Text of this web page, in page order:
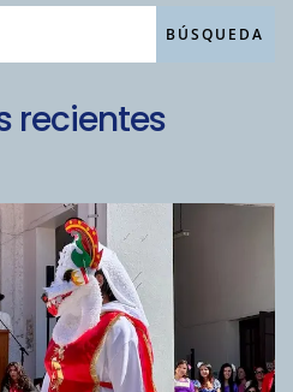
recientes